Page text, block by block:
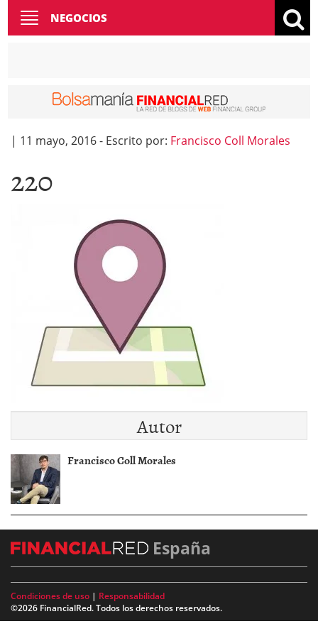
Toggle
navigation
NEGOCIOS
| 11 mayo, 2016- Escrito por: Francisco Coll Morales
220
Autor
Francisco Coll Morales
España
Condiciones de uso | Responsabilidad
©2026 FinancialRed. Todos los derechos reservados.